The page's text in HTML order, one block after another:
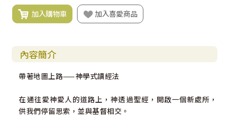
加入購物車 加入喜愛商品
內容簡介
帶著地圖上路——神學式讀經法
在通往愛神愛人的道路上，神透過聖經，開啟一個新處所，
供我們停留思索，並與基督相交。